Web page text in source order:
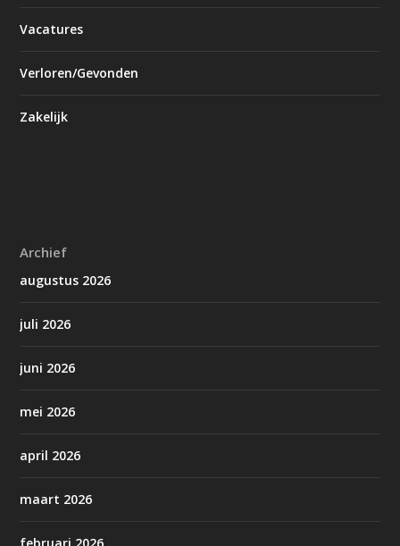
Vacatures
Verloren/Gevonden
Zakelijk
Archief
augustus 2026
juli 2026
juni 2026
mei 2026
april 2026
maart 2026
februari 2026